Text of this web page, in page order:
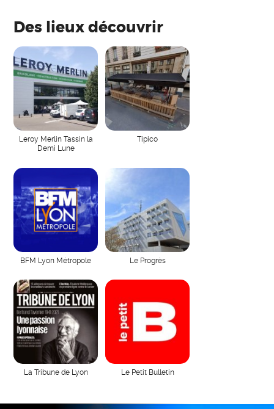
Des lieux découvrir
Leroy Merlin Tassin la
Demi Lune
Tipico
BFM Lyon Métropole Le Progrès
La Tribune de Lyon Le Petit Bulletin